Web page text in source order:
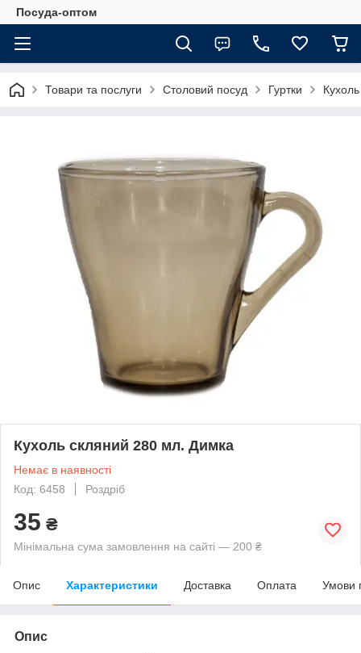
Посуда-оптом
Товари та послуги Столовий посуд Гуртки
Кухоль скляний 280 мл. Димка
Немає в наявності
Код: 6458
Роздріб
35 ₴
Мінімальна сума замовлення на сайті — 200 ₴
Опис Характеристики Доставка Оплата Умови
Опис